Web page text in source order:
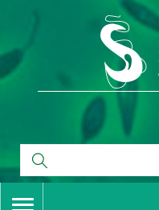
TOGGLE